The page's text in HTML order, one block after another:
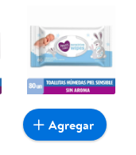
Agregar